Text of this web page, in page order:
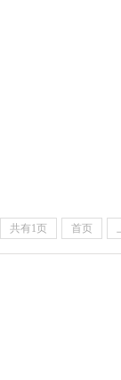
共有1页 首页